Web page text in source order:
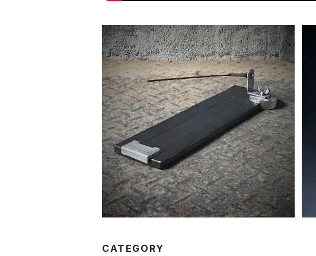
香台 Incense Stand
¥13,530
CATEGORY